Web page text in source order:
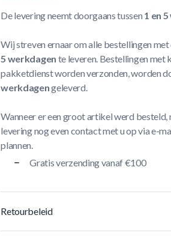
De levering neemt doorgaans tussen 1 en
Wij streven ernaar om alle bestellingen
5 werkdagen te leveren. Bestellingen met
pakketdienst worden verzonden, worden
werkdagengeleverd.
Wanneer er een groot artikel werd besteld,
levering nog even contact met u op via e-
plannen.
Gratis verzending vanaf €100
Retourbeleid